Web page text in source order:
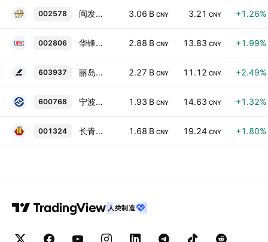
002578 闽发铝业 3.06 B CNY 3.21 CNY +1.26%
002806 华锋股份 2.88 B CNY 13.83 CNY +1.99%
603937 丽岛新材 2.27 B CNY 11.12 CNY +2.49%
600768 宁波富邦 1.93 B CNY 14.63 CNY +1.32%
001324 长青科技 1.68 B CNY 19.24 CNY +1.80%
人类制造